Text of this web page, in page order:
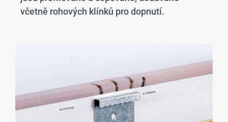
včetně rohových klínků pro dopnutí.